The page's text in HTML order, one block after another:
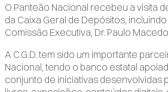
O Panteão Nacional recebeu a visita
da Caixa Geral de Depósitos,
Comissão Executiva, Dr. Paulo Macedo.
A C.G.D. tem sido um importante
Nacional, tendo o banco estatal
conjunto de iniciativas desenvolvidas